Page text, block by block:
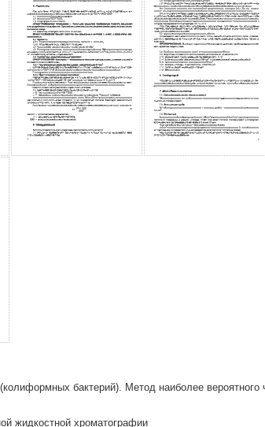
бактерий). Метод наиболее вероятного
жидкостной хроматографии